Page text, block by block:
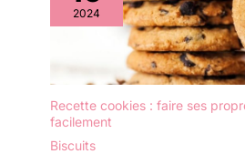
2024
Recette cookies : faire ses
facilement
Biscuits